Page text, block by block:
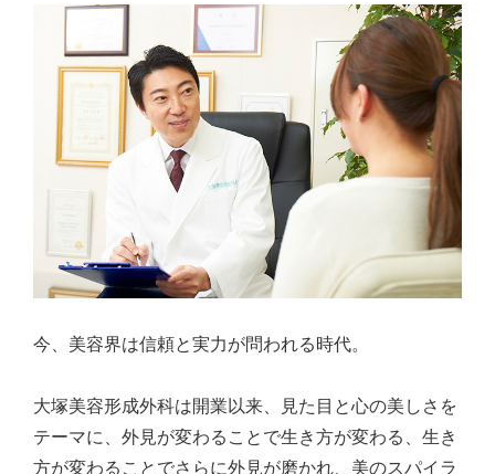
今、美容界は信頼と実力が問われる時代。
大塚美容形成外科は開業以来、見た目と心の美しさを
テーマに、外見が変わることで生き方が変わる、生き
方が変わることでさらに外見が磨かれ、美のスパイラ